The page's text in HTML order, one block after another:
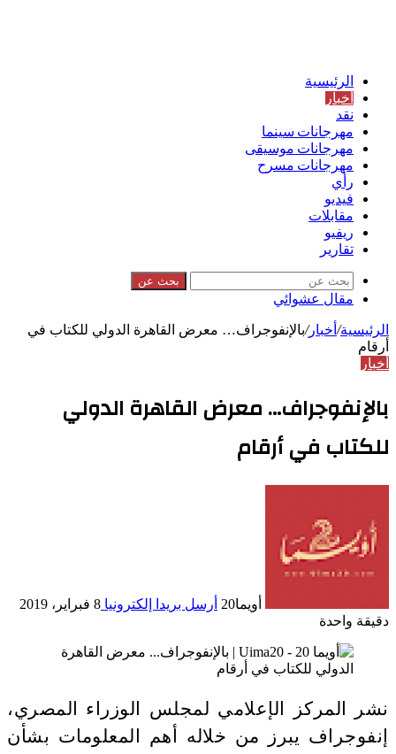
الرئيسية
أخبار
نقد
مهرجانات سينما
مهرجانات موسيقى
مهرجانات مسرح
رأي
فيديو
مقابلات
ريفيو
تقارير
بحث عن
مقال عشوائي
الرئيسية/ أخبار/بالإنفوجراف… معرض القاهرة الدولي للكتاب في
أرقام
أخبار
بالإنفوجراف… معرض القاهرة الدولي
للكتاب في أرقام
أويما20 أرسل بريدا إلكترونيا 8 فبراير، 2019
دقيقة واحدة
نشر المركز الإعلامي لمجلس الوزراء المصري،
إنفوجراف يبرز من خلاله أهم المعلومات بشأن